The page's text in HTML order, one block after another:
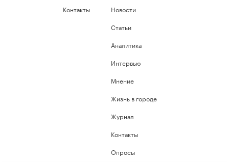
Контакты
Новости
Статьи
Аналитика
Интервью
Мнение
Жизнь в городе
Журнал
Контакты
Опросы